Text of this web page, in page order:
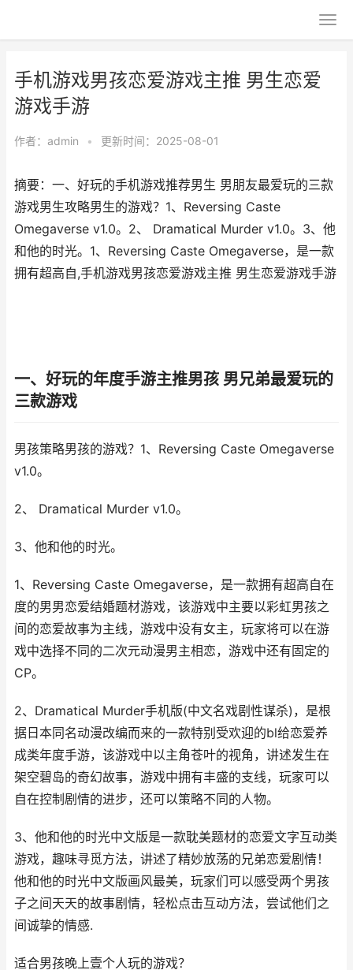
手机游戏男孩恋爱游戏主推 男生恋爱
游戏手游
作者： admin • 更新时间：2025-08-01
摘要：一、好玩的手机游戏推荐男生 男朋友最爱玩的三款
游戏男生攻略男生的游戏？1、Reversing Caste
Omegaverse v1.0。2、 Dramatical Murder v1.0。3、他
和他的时光。1、Reversing Caste Omegaverse，是一款
拥有超高自,手机游戏男孩恋爱游戏主推 男生恋爱游戏手游
一、好玩的年度手游主推男孩 男兄弟最爱玩的
三款游戏
男孩策略男孩的游戏？1、Reversing Caste Omegaverse
v1.0。
2、 Dramatical Murder v1.0。
3、他和他的时光。
1、Reversing Caste Omegaverse，是一款拥有超高自在
度的男男恋爱结婚题材游戏，该游戏中主要以彩虹男孩之
间的恋爱故事为主线，游戏中没有女主，玩家将可以在游
戏中选择不同的二次元动漫男主相恋，游戏中还有固定的
CP。
2、Dramatical Murder手机版(中文名戏剧性谋杀)，是根
据日本同名动漫改编而来的一款特别受欢迎的bl给恋爱养
成类年度手游，该游戏中以主角苍叶的视角，讲述发生在
架空碧岛的奇幻故事，游戏中拥有丰盛的支线，玩家可以
自在控制剧情的进步，还可以策略不同的人物。
3、他和他的时光中文版是一款耽美题材的恋爱文字互动类
游戏，趣味寻觅方法，讲述了精妙放荡的兄弟恋爱剧情！
他和他的时光中文版画风最美，玩家们可以感受两个男孩
子之间天天的故事剧情，轻松点击互动方法，尝试他们之
间诚挚的情感.
适合男孩晚上壹个人玩的游戏？